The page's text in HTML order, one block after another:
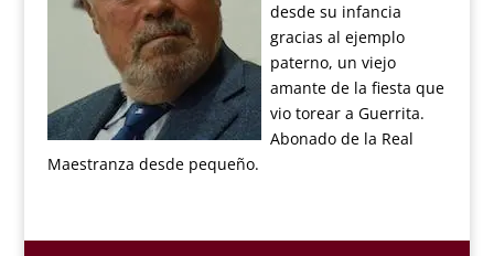
desde su infancia
gracias al ejemplo
paterno, un viejo
amante de la fiesta que
vio torear a Guerrita.
Abonado de la Real
Maestranza desde pequeño.